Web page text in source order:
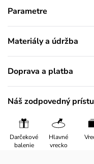
Parametre
Materiály a údržba
Doprava a platba
Náš zodpovedný
Darčekové
balenie
Hlavné
vrecko